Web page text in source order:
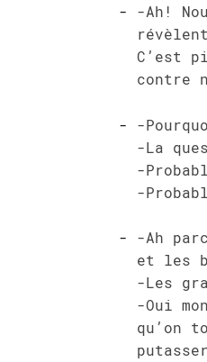
-Ah!
C’est
contre
-
-La
-
-
-Ah
et les
-Les
-Oui
qu’on